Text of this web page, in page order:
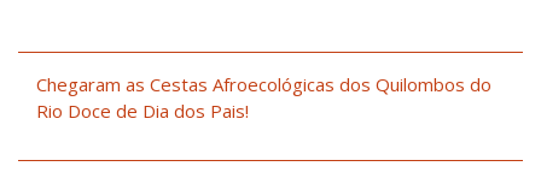
Chegaram as Cestas Afroecológicas dos Quilombos do
Rio Doce de Dia dos Pais!